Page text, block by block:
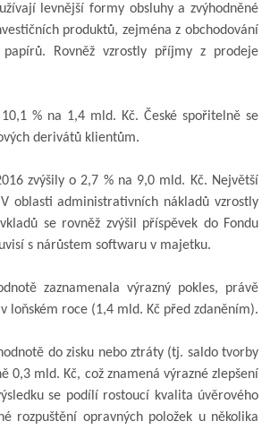
levnější formy obsluhy a zvýhodněné
produktů, zejména z obchodování
Rovněž vzrostly příjmy z prodeje
% na 1,4 mld. Kč. České spořitelně se
derivátů klientům.
zvýšily o 2,7 % na 9,0 mld. Kč. Největší
oblasti administrativních nákladů vzrostly
se rovněž zvýšil příspěvek do Fondu
s nárůstem softwaru v majetku.
zaznamenala výrazný pokles, právě
loňském roce (1,4 mld. Kč před zdaněním).
do zisku nebo ztráty (tj. saldo tvorby
0,3 mld. Kč, což znamená výrazné zlepšení
se podílí rostoucí kvalita úvěrového
rozpuštění opravných položek u několika